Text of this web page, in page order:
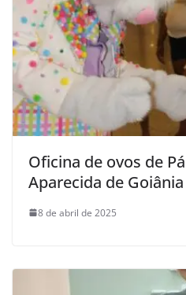
Oficina de ovos de
Aparecida de Goiânia
8 de abril de 2025